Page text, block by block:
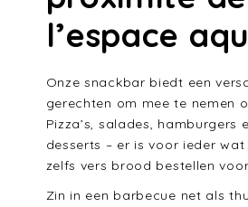
l’espace
Onze snackbar biedt een
gerechten om mee te nemen
Pizza’s, salades, hamburgers
desserts – er is voor ieder wat
zelfs vers brood bestellen
Zin in een barbecue net als